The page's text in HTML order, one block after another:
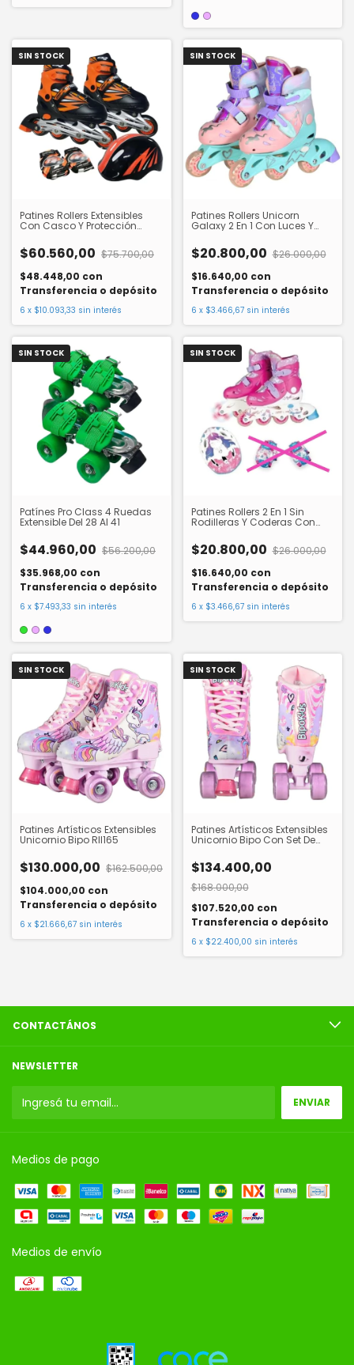
SIN STOCK
Patines Rollers Extensibles
Con Casco Y Protección
$60.560,00 $75.700,00
$48.448,00 con
Transferencia o depósito
6 x $10.093,33 sin interés
SIN STOCK
Patines Rollers Unicorn
Galaxy 2 En 1 Con Luces Y
$20.800,00 $26.000,00
$16.640,00 con
Transferencia o depósito
6 x $3.466,67 sin interés
SIN STOCK
Patínes Pro Class 4 Ruedas
Extensible Del 28 Al 41
$44.960,00 $56.200,00
$35.968,00 con
Transferencia o depósito
6 x $7.493,33 sin interés
SIN STOCK
Patines Rollers 2 En 1 Sin
Rodilleras Y Coderas Con
$20.800,00 $26.000,00
$16.640,00 con
Transferencia o depósito
6 x $3.466,67 sin interés
SIN STOCK
Patines Artísticos Extensibles
Unicornio Bipo Rll165
$130.000,00 $162.500,00
$104.000,00 con
Transferencia o depósito
6 x $21.666,67 sin interés
SIN STOCK
Patines Artísticos Extensibles
Unicornio Bipo Con Set De
$134.400,00
$168.000,00
$107.520,00 con
Transferencia o depósito
6 x $22.400,00 sin interés
CONTACTÁNOS
NEWSLETTER
Medios de pago
Medios de envío